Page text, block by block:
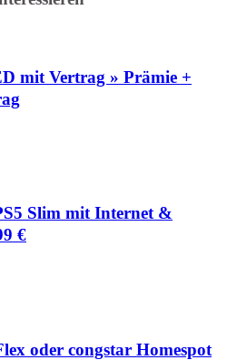
mit Vertrag » Prämie +
Slim mit Internet &
€
oder congstar Homespot